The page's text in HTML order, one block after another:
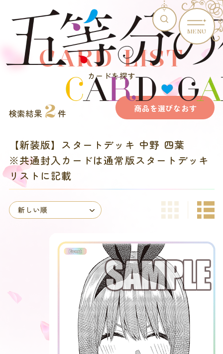
MENU
CARD LIST
カードを探す
検索結果 2 件 商品を選びなおす
【新装版】スタートデッキ 中野 四葉
※共通封入カードは通常版スタートデッキ
リストに記載